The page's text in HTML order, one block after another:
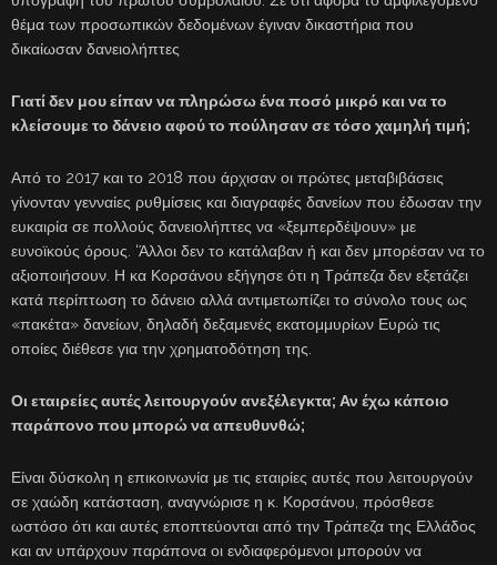
θέμα των προσωπικών δεδομένων έγιναν δικαστήρια που
δικαίωσαν δανειολήπτες
Γιατί δεν μου είπαν να πληρώσω ένα ποσό μικρό και να το
κλείσουμε το δάνειο αφού το πούλησαν σε τόσο χαμηλή τιμή;
Από το 2017 και το 2018 που άρχισαν οι πρώτες μεταβιβάσεις
γίνονταν γενναίες ρυθμίσεις και διαγραφές δανείων που έδωσαν την
ευκαιρία σε πολλούς δανειολήπτες να «ξεμπερδέψουν» με
ευνοϊκούς όρους. ‘Άλλοι δεν το κατάλαβαν ή και δεν μπορέσαν να το
αξιοποιήσουν. Η κα Κορσάνου εξήγησε ότι η Τράπεζα δεν εξετάζει
κατά περίπτωση το δάνειο αλλά αντιμετωπίζει το σύνολο τους ως
«πακέτα» δανείων, δηλαδή δεξαμενές εκατομμυρίων Ευρώ τις
οποίες διέθεσε για την χρηματοδότηση της.
Οι εταιρείες αυτές λειτουργούν ανεξέλεγκτα; Αν έχω κάποιο
παράπονο που μπορώ να απευθυνθώ;
Είναι δύσκολη η επικοινωνία με τις εταιρίες αυτές που λειτουργούν
σε χαώδη κατάσταση, αναγνώρισε η κ. Κορσάνου, πρόσθεσε
ωστόσο ότι και αυτές εποπτεύονται από την Τράπεζα της Ελλάδος
και αν υπάρχουν παράπονα οι ενδιαφερόμενοι μπορούν να